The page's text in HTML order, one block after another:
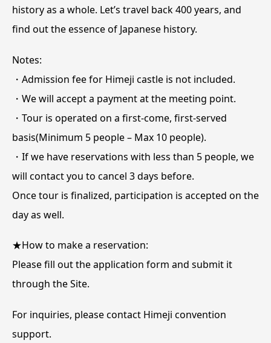
history as a whole. Let’s travel back 400 years, and
find out the essence of Japanese history.
Notes:
・Admission fee for Himeji castle is not included.
・ We will accept a payment at the meeting point.
・Tour is operated on a first-come, first-served
basis(Minimum 5 people – Max 10 people).
・If we have reservations with less than 5 people, we
will contact you to cancel 3 days before.
Once tour is finalized, participation is accepted on the
day as well.
★How to make a reservation:
Please fill out the application form and submit it
through theSite.
For inquiries, please contact Himeji convention
support.